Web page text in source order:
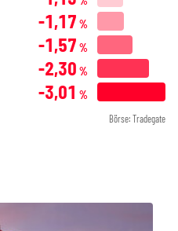
-1,17 %
-1,57 %
-2,30 %
-3,01 %
Börse: Tradegate